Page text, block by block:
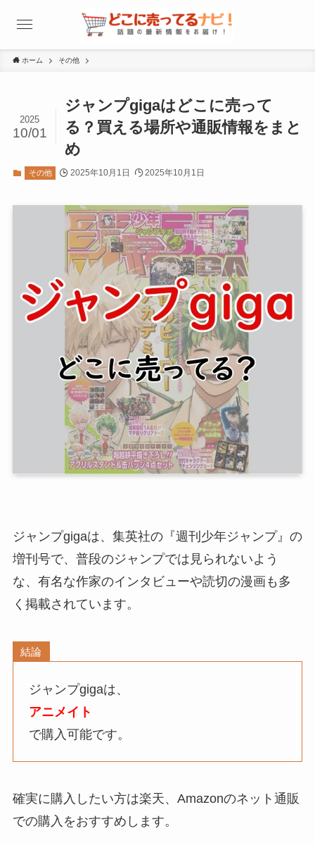
ホーム その他
ジャンプgigaはどこに売って
る？買える場所や通販情報をまと
め
2025
10/01
その他 2025年10月1日 2025年10月1日
ジャンプgigaは、集英社の『週刊少年ジャンプ』の
増刊号で、普段のジャンプでは見られないよう
な、有名な作家のインタビューや読切の漫画も多
く掲載されています。
結論
ジャンプgigaは、
アニメイト
で購入可能です。
確実に購入したい方は楽天、Amazonのネット通販
での購入をおすすめします。